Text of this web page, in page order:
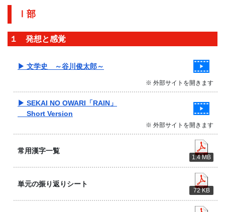
Ⅰ部
１ 発想と感覚
▶ 文学史 ～谷川俊太郎～
※ 外部サイトを開きます
▶ SEKAI NO OWARI「RAIN」
Short Version
※ 外部サイトを開きます
常用漢字一覧
1.4 MB
単元の振り返りシート
72 KB